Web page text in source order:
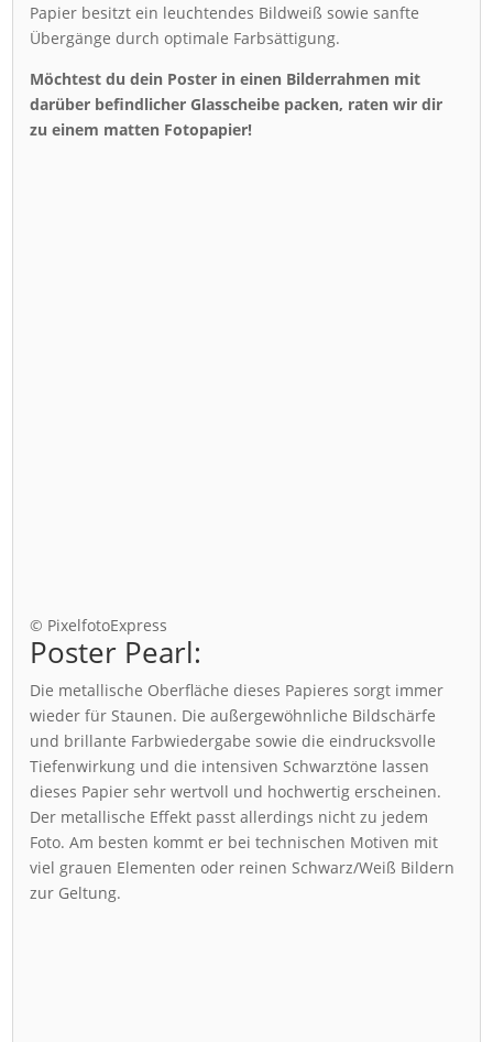
Papier besitzt ein leuchtendes Bildweiß sowie sanfte
Übergänge durch optimale Farbsättigung.
Möchtest du dein Poster in einen Bilderrahmen mit
darüber befindlicher Glasscheibe packen, raten wir dir
zu einem matten Fotopapier!
© PixelfotoExpress
Poster Pearl:
Die metallische Oberfläche dieses Papieres sorgt immer
wieder für Staunen. Die außergewöhnliche Bildschärfe
und brillante Farbwiedergabe sowie die eindrucksvolle
Tiefenwirkung und die intensiven Schwarztöne lassen
dieses Papier sehr wertvoll und hochwertig erscheinen.
Der metallische Effekt passt allerdings nicht zu jedem
Foto. Am besten kommt er bei technischen Motiven mit
viel grauen Elementen oder reinen Schwarz/Weiß Bildern
zur Geltung.